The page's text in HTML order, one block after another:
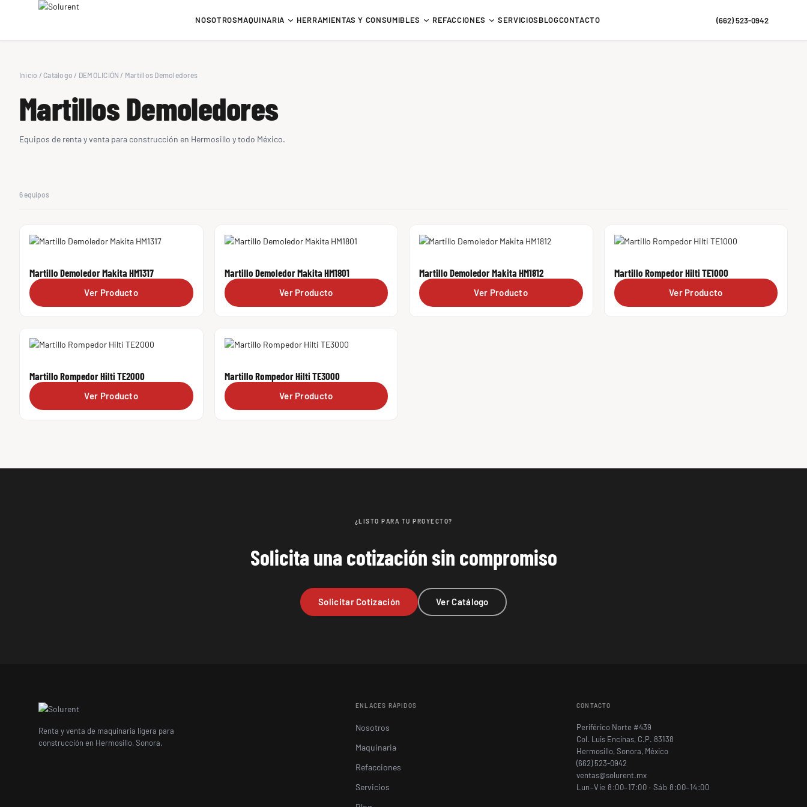
NOSOTROSMAQUINARIA HERRAMIENTAS Y CONSUMIBLES REFACCIONES SERVICIOSBLOGCONTACTO (662) 523-0942
Inicio / Catálogo / DEMOLICIÓN / Martillos Demoledores
Martillos Demoledores
Equipos de renta y venta para construcción en Hermosillo y todo México.
6 equipos
Martillo Demoledor Makita HM1317
Ver Producto
Martillo Demoledor Makita HM1801
Ver Producto
Martillo Demoledor Makita HM1812
Ver Producto
Martillo Rompedor Hilti TE1000
Ver Producto
Martillo Rompedor Hilti TE2000
Ver Producto
Martillo Rompedor Hilti TE3000
Ver Producto
¿LISTO PARA TU PROYECTO?
Solicita una cotización sin compromiso
Solicitar Cotización Ver Catálogo
Renta y venta de maquinaria ligera para
construcción en Hermosillo, Sonora.
ENLACES RÁPIDOS
Nosotros
Maquinaria
Refacciones
Servicios
CONTACTO
Periférico Norte #439
Col. Luis Encinas, C.P. 83138
Hermosillo, Sonora, México
(662) 523-0942
ventas@solurent.mx
Lun–Vie 8:00–17:00 · Sáb 8:00–14:00